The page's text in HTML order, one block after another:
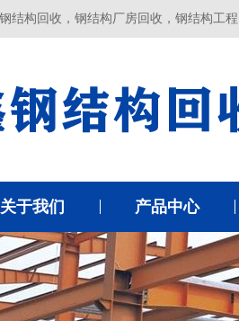
结构回收，钢结构厂房回收，钢结构工
关于我们 产品中心